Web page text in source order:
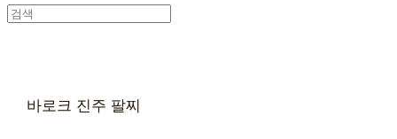
바로크 진주 팔찌